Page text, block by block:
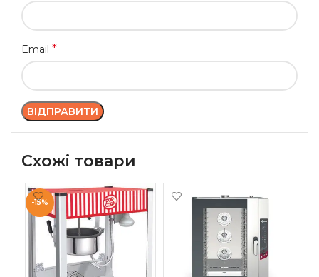
Email *
Схожі товари
-15%